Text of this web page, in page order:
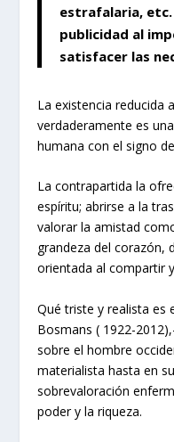
estrafalaria,
publicidad al
satisfacer las
La existencia reducida
verdaderamente es
humana con el signo
La contrapartida la
espíritu; abrirse a la
valorar la amistad
grandeza del corazón,
orientada al compartir
Qué triste y realista es
Bosmans ( 1922-
sobre el hombre
materialista hasta en
sobrevaloración
poder y la riqueza.